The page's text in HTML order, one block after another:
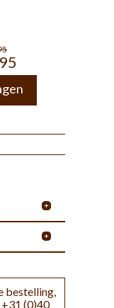
bestelling,
(0)40